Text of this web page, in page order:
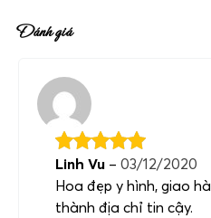
Đánh giá
Linh Vu – 03/12/2020
Hoa đẹp y hình, giao
thành địa chỉ tin cậy.